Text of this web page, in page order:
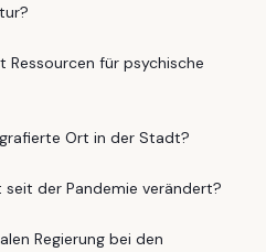
für psychische
Ort in der Stadt?
der Pandemie verändert?
Regierung bei den